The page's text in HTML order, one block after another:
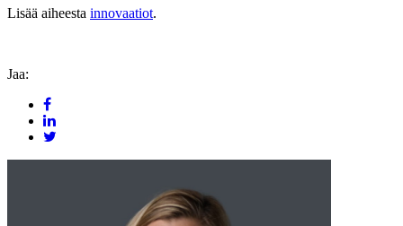
Lisää aiheesta innovaatiot.
Jaa: